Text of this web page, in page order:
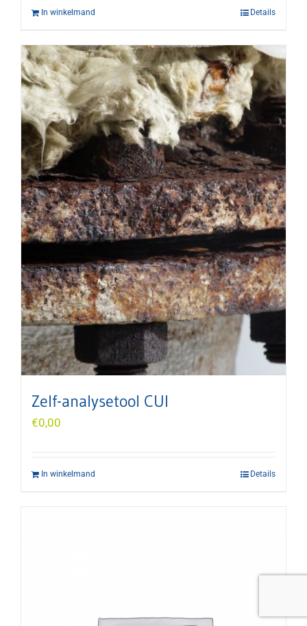
In winkelmand Details
Zelf-analysetool CUI
€0,00
In winkelmand Details